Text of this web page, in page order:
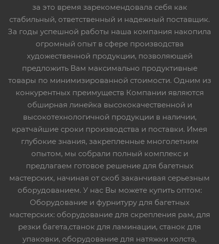
за это время зарекомендовала себя как
стабильный, ответственный и надежный поставщик.
За годы успешной работы наша компания накопила
огромный опыт в сфере производства
художественной продукции, позволяющей
предложить Вам максимально продуктивные
товары по минимизированной стоимости. Одним из
конкурентных преимуществ Компании являются
обширная линейка высококачественной и
высокотехнологичной продукции в наличии,
кратчайшие сроки производства и поставки. Имея
глубокие знания, закрепленные многолетним
опытом, мы собрали полный комплекс и
предлагаем готовое решение для багетных
мастерских, начиная от скоб заканчивая серьезным
оборудованием. У нас Вы можете купить оптом:
Оборудование и фурнитуру для багетных
мастерских: оборудование для скрепления рам, для
резки багета,станок для ламинации, станок для
упаковки, оборудование для натяжки холста,